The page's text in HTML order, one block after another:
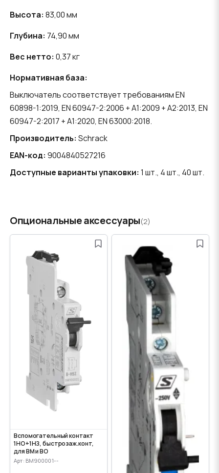
Высота: 83,00 мм
Глубина: 74,90 мм
Вес нетто: 0,37 кг
Нормативная база:
Выключатель соответствует требованиям EN
60898-1:2019, EN 60947-2:2006 + A1:2009 + A2:2013, EN
60947-2:2017 + A1:2020, EN 63000:2018.
Производитель: Schrack
EAN-код: 9004840527216
Доступные варианты упаковки: 1 шт., 4 шт., 40 шт.
Опциональные аксессуары(2)
Вспомогательный контакт
1НО+1НЗ, быстрозаж.конт,
для ВМ и ВО
Арт: BM900001--